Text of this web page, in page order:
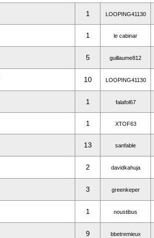
1 LOOPING41130
1 le cabinar
5 guillaume812
10 LOOPING41130
1 falafol67
1 XTOF63
13 sanfable
2 davidkahuja
3 greenkeper
1 noustibus
9 bbetremieux